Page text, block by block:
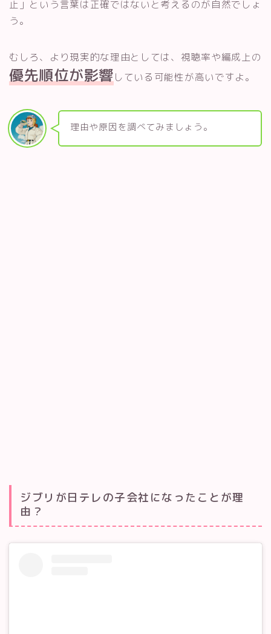
止」という言葉は正確ではないと考えるのが自然でしょ
う。
むしろ、より現実的な理由としては、視聴率や編成上の
優先順位が影響している可能性が高いですよ。
理由や原因を調べてみましょう。
ジブリが日テレの子会社になったことが理
由？